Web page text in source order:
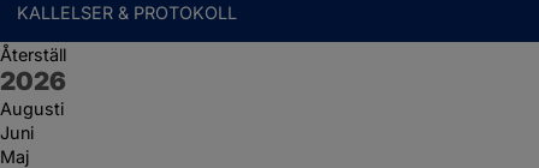
KALLELSER & PROTOKOLL
Återställ
År:
2026
Augusti
Juni
Maj